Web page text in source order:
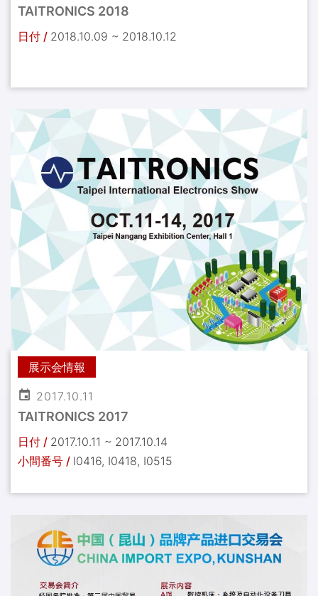
TAITRONICS 2018
日付 / 2018.10.09 ~ 2018.10.12
展示会情報
2017.10.11
TAITRONICS 2017
日付 / 2017.10.11 ~ 2017.10.14
小間番号 / I0416, I0418, I0515